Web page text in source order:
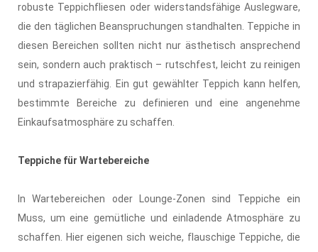
robuste Teppichfliesen oder widerstandsfähige Auslegware,
die den täglichen Beanspruchungen standhalten. Teppiche in
diesen Bereichen sollten nicht nur ästhetisch ansprechend
sein, sondern auch praktisch – rutschfest, leicht zu reinigen
und strapazierfähig. Ein gut gewählter Teppich kann helfen,
bestimmte Bereiche zu definieren und eine angenehme
Einkaufsatmosphäre zu schaffen.
Teppiche für Wartebereiche
In Wartebereichen oder Lounge-Zonen sind Teppiche ein
Muss, um eine gemütliche und einladende Atmosphäre zu
schaffen. Hier eigenen sich weiche, flauschige Teppiche, die